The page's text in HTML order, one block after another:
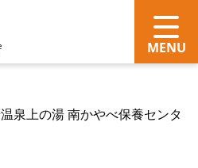
泉上の湯 南かやべ保養センタ